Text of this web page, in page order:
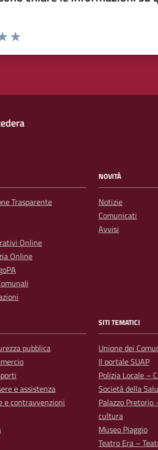
Trasparente
Online
Online
NOVITÀ
Notizie
Comunicati
Avvisi
pubblica
e assistenza
e contravvenzioni
SITI TEMATICI
Unione dei
Il portale SUAP
Polizia Locale –
Società della
Palazzo Pretorio
cultura
Museo Piaggio
Teatro Era –